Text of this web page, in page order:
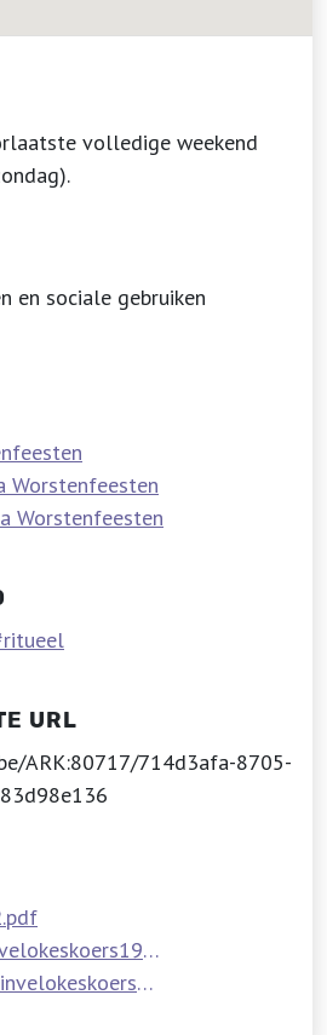
volledige weekend
en sociale gebruiken
Worstenfeesten
Worstenfeesten
ritueel
URL
ARK:80717/714d3afa-8705-
VerslagKleinvelokeskoers1962.pdf
69eGroteKleinvelokeskoersDeelnemerslijst.pdf